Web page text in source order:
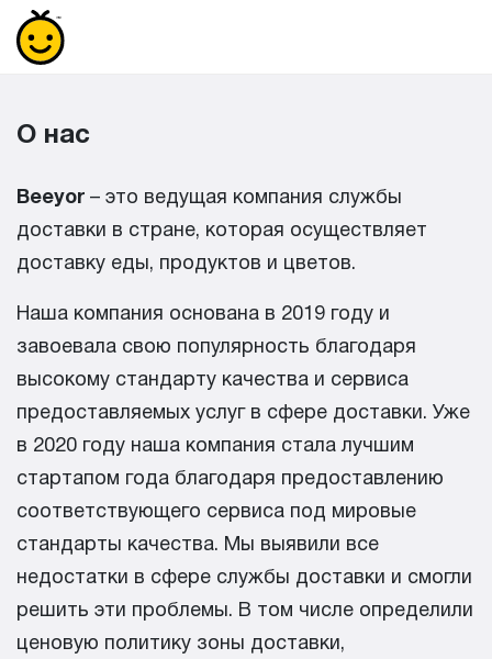
О нас
Beeyor – это ведущая компания службы
доставки в стране, которая осуществляет
доставку еды, продуктов и цветов.
Наша компания основана в 2019 году и
завоевала свою популярность благодаря
высокому стандарту качества и сервиса
предоставляемых услуг в сфере доставки. Уже
в 2020 году наша компания стала лучшим
стартапом года благодаря предоставлению
соответствующего сервиса под мировые
стандарты качества. Мы выявили все
недостатки в сфере службы доставки и смогли
решить эти проблемы. В том числе определили
ценовую политику зоны доставки,